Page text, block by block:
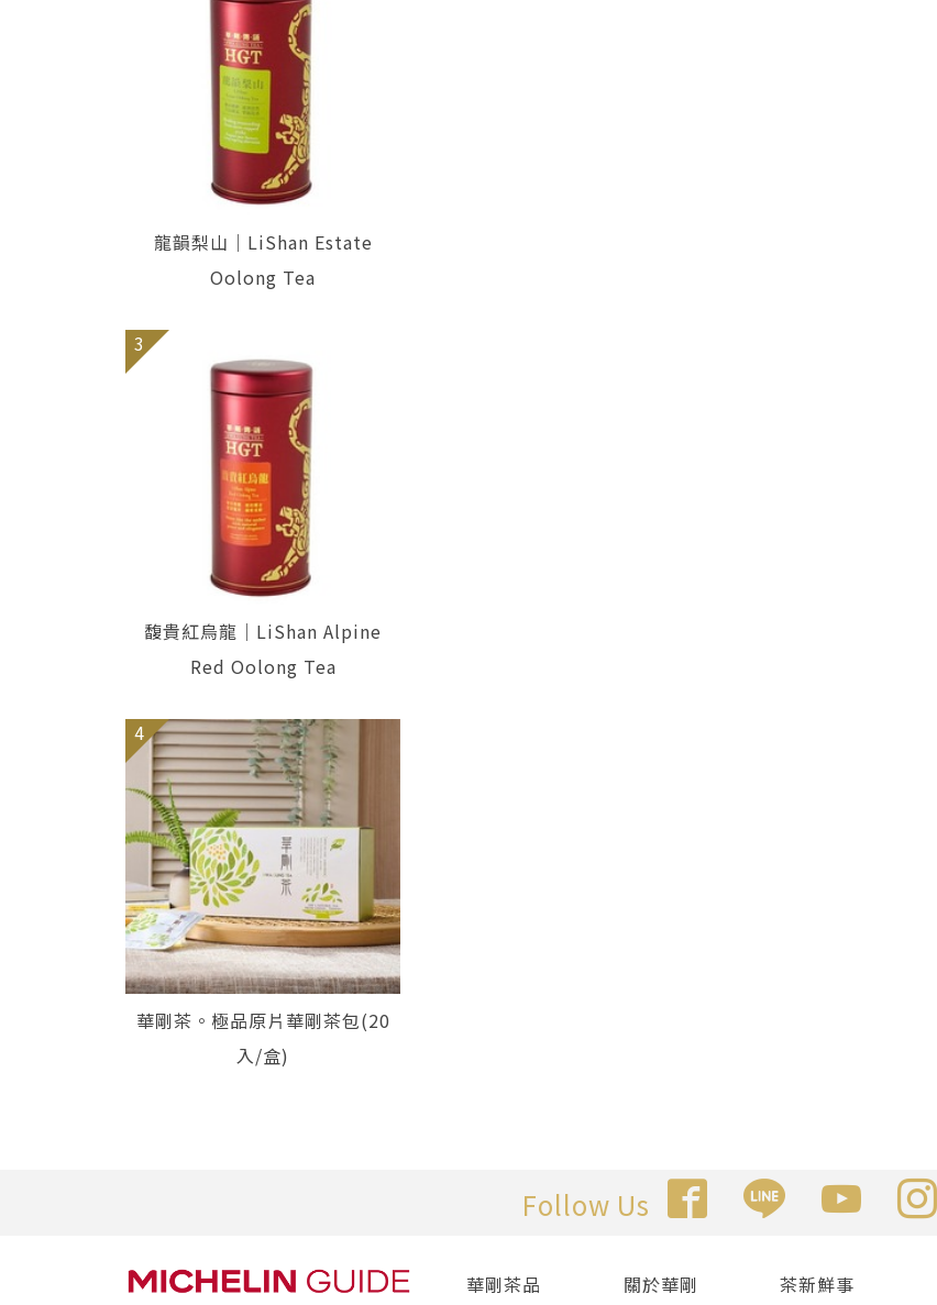
龍韻梨山｜LiShan Estate
Oolong Tea
3
馥貴紅烏龍｜LiShan Alpine
Red Oolong Tea
4
華剛茶。極品原片華剛茶包(20
入/盒)
Follow Us
華剛茶品 關於華剛 茶新鮮事